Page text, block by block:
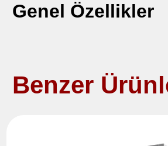
Genel Özellikler
Benzer